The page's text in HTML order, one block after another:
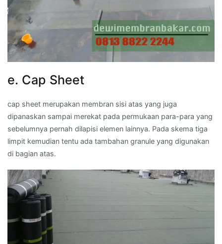
e. Cap Sheet
cap sheet merupakan membran sisi atas yang juga
dipanaskan sampai merekat pada permukaan para-para yang
sebelumnya pernah dilapisi elemen lainnya. Pada skema tiga
limpit kemudian tentu ada tambahan granule yang digunakan
di bagian atas.